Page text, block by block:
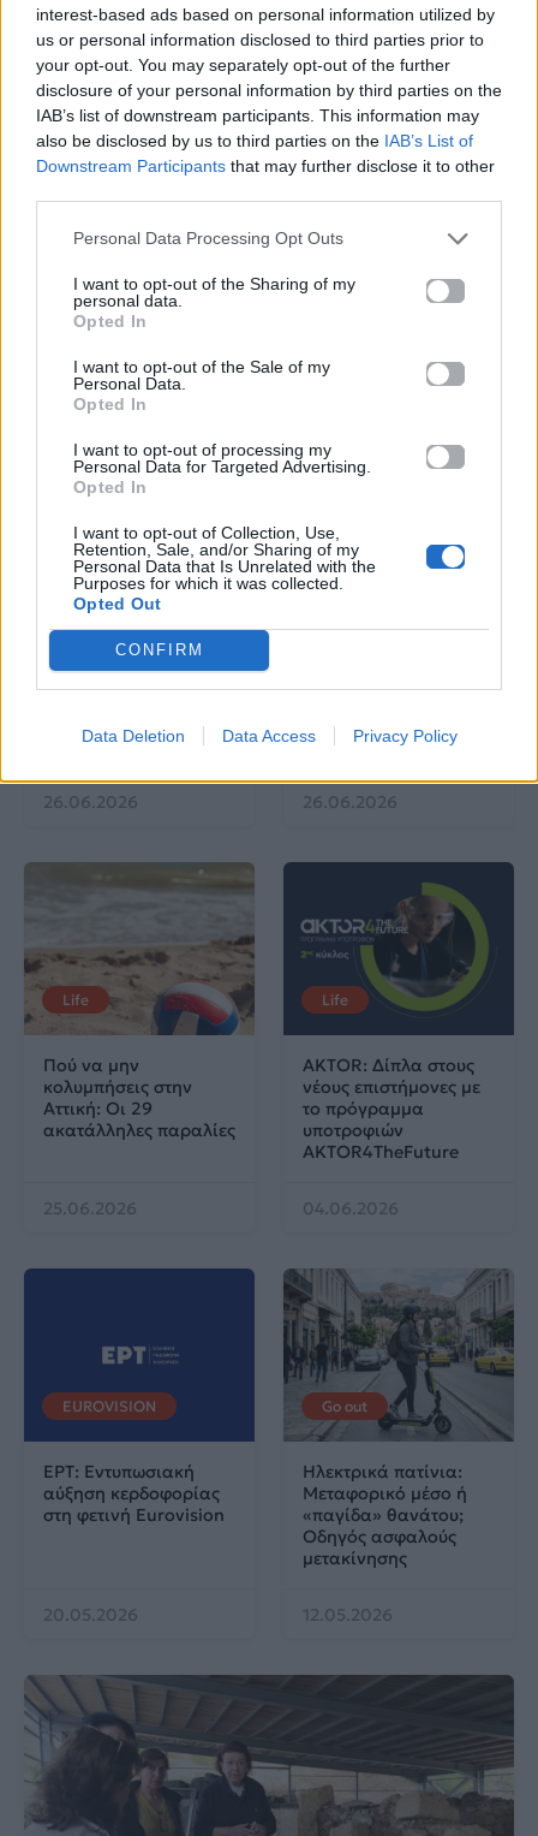
interest-based ads based on personal information utilized by
us or personal information disclosed to third parties prior to
your opt-out. You may separately opt-out of the further
disclosure of your personal information by third parties on the
IAB’s list of downstream participants. This information may
also be disclosed by us to third parties on the IAB’s List of
Downstream Participants that may further disclose it to other
Personal Data Processing Opt Outs
I want to opt-out of the Sharing of my
personal data.
Opted In
I want to opt-out of the Sale of my
Personal Data.
Opted In
I want to opt-out of processing my
Personal Data for Targeted Advertising.
Opted In
I want to opt-out of Collection, Use,
Retention, Sale, and/or Sharing of my
Personal Data that Is Unrelated with the
Purposes for which it was collected.
Opted Out
CONFIRM
Data Deletion Data Access Privacy Policy
Life
Καλοκαίρι στην Αττική
με επιφυλάξεις – Ποιες
χαρακτηριστεί
ακατάλληλες
04.07.2026
Life
Το πιο επικίνδυνο
«Will you marry me?»
που έχουμε δει ποτέ –
Το ζευγάρι που
σκαρφάλωσε στο
02.07.2026
News
Πανελλαδικές 2026:
Στην κορυφή των
Παπακώστα με 19.780
μόρια
26.06.2026
Corporate News
Μία κάρτα για όλες τις
26.06.2026
Life
Πού να μην
κολυμπήσεις στην
Αττική: Οι 29
ακατάλληλες παραλίες
25.06.2026
Life
AKTOR: Δίπλα στους
νέους επιστήμονες με
το πρόγραμμα
υποτροφιών
AKTOR4TheFuture
04.06.2026
EUROVISION
ΕΡΤ: Εντυπωσιακή
αύξηση κερδοφορίας
στη φετινή Eurovision
20.05.2026
Go out
Ηλεκτρικά πατίνια:
Μεταφορικό μέσο ή
«παγίδα» θανάτου;
Οδηγός ασφαλούς
μετακίνησης
12.05.2026